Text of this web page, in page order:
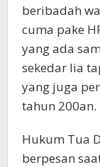
beribadah
cuma pake
yang ada
sekedar lia
yang juga
tahun 200an.
Hukum Tua
berpesan